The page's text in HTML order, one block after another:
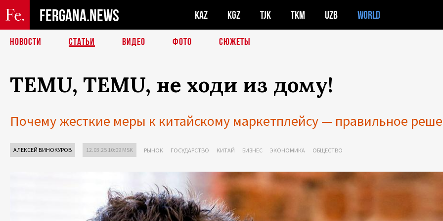
FERGANA.NEWS KAZ KGZ TJK TKM UZB WORLD
НОВОСТИ СТАТЬИ ВИДЕО ФОТО СЮЖЕТЫ
TEMU, TEMU, не ходи из дому!
Почему жесткие меры к китайскому маркетплейсу — правильное
АЛЕКСЕЙ ВИНОКУРОВ 12.03.25 10:09 MSK РЫНОК ГОСУДАРСТВО КИТАЙ БИЗНЕС ЭКОНОМИКА ОБЩЕСТВО